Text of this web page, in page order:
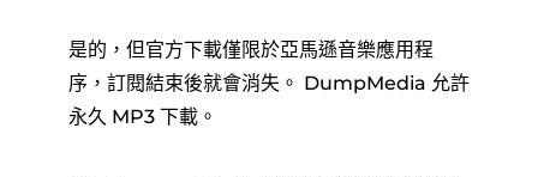
是的，但官方下載僅限於亞馬遜音樂應用程
序，訂閱結束後就會消失。 DumpMedia 允許
永久 MP3 下載。